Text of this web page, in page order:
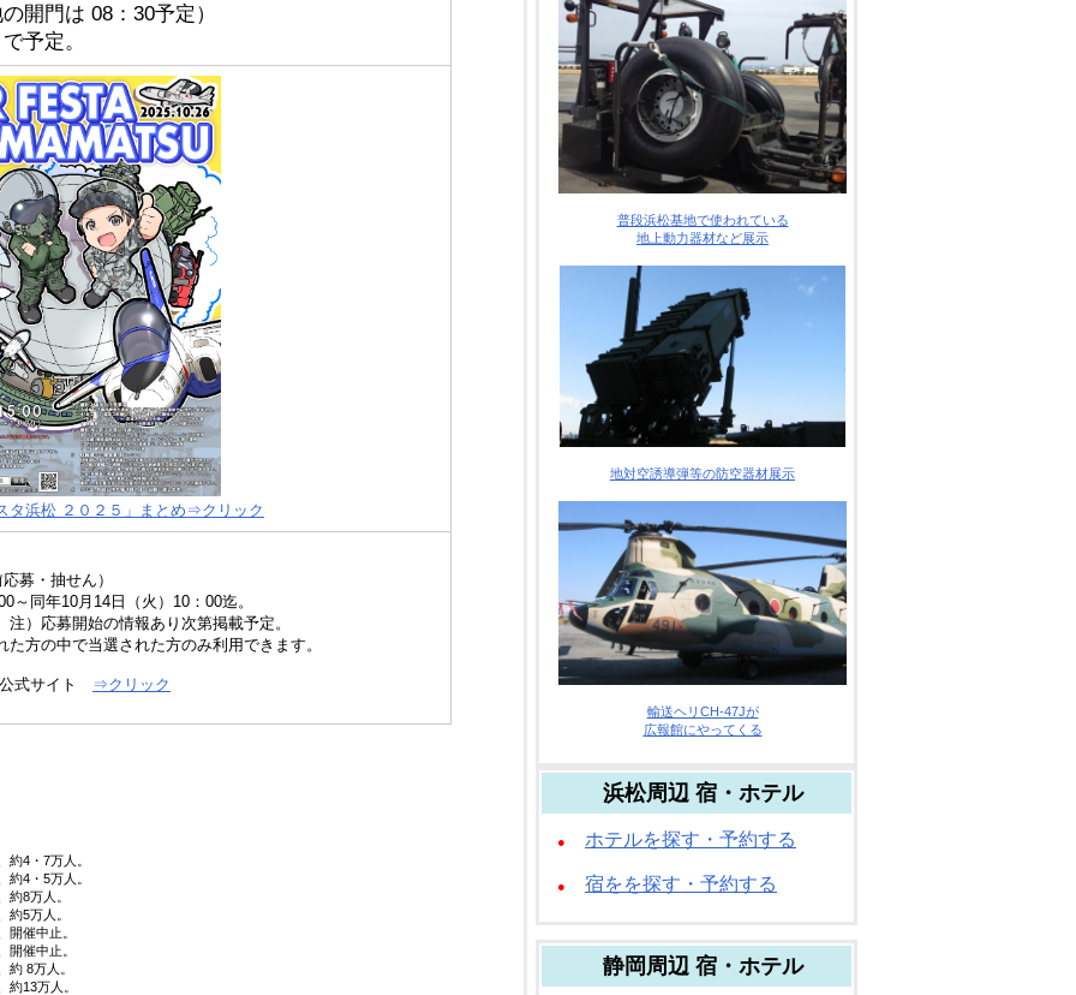
開門は 08：30予定）
予定。
タ浜松 ２０２５」まとめ⇒クリック
募・抽せん）
同年10月14日（火）10：00迄。
）応募開始の情報あり次第掲載予定。
の中で当選された方のみ利用できます。
式サイト ⇒クリック
4・7万人。
4・5万人。
8万人。
5万人。
催中止。
催中止。
8万人。
13万人。
普段浜松基地で使われている
地上動力器材など展示
地対空誘導弾等の防空器材展示
輸送ヘリCH-47Jが
広報館にやってくる
浜松周辺 宿・ホテル
● ホテルを探す・予約する
● 宿をを探す・予約する
静岡周辺 宿・ホテル